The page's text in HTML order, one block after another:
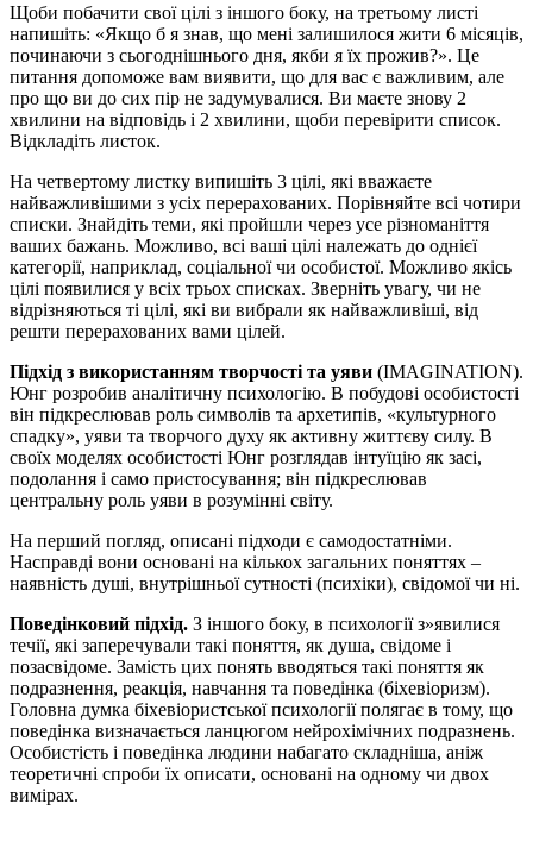
Щоби побачити свої цілі з іншого боку, на третьому листі
напишіть: «Якщо б я знав, що мені залишилося жити 6 місяців,
починаючи з сьогоднішнього дня, якби я їх прожив?». Це
питання допоможе вам виявити, що для вас є важливим, але
про що ви до сих пір не задумувалися. Ви маєте знову 2
хвилини на відповідь і 2 хвилини, щоби перевірити список.
Відкладіть листок.
На четвертому листку випишіть 3 цілі, які вважаєте
найважливішими з усіх перерахованих. Порівняйте всі чотири
списки. Знайдіть теми, які пройшли через усе різноманіття
ваших бажань. Можливо, всі ваші цілі належать до однієї
категорії, наприклад, соціальної чи особистої. Можливо якісь
цілі появилися у всіх трьох списках. Зверніть увагу, чи не
відрізняються ті цілі, які ви вибрали як найважливіші, від
решти перерахованих вами цілей.
Підхід з використанням творчості та уяви (IMAGINATION).
Юнг розробив аналітичну психологію. В побудові особистості
він підкреслював роль символів та архетипів, «культурного
спадку», уяви та творчого духу як активну життєву силу. В
своїх моделях особистості Юнг розглядав інтуїцію як засі,
подолання і само пристосування; він підкреслював
центральну роль уяви в розумінні світу.
На перший погляд, описані підходи є самодостатніми.
Насправді вони основані на кількох загальних поняттях –
наявність душі, внутрішньої сутності (психіки), свідомої чи ні.
Поведінковий підхід. З іншого боку, в психології з»явилися
течії, які заперечували такі поняття, як душа, свідоме і
позасвідоме. Замість цих понять вводяться такі поняття як
подразнення, реакція, навчання та поведінка (біхевіоризм).
Головна думка біхевіористської психології полягає в тому, що
поведінка визначається ланцюгом нейрохімічних подразнень.
Особистість і поведінка людини набагато складніша, аніж
теоретичні спроби їх описати, основані на одному чи двох
вимірах.